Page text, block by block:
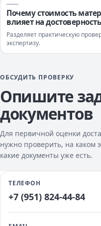
Почему стоимость
влияет на
Разделяет практическую
экспертизу.
ОБСУДИТЬ ПРОВЕРКУ
Опишите
документов
Для первичной оценки
нужно проверить, на каком
какие документы уже есть.
ТЕЛЕФОН
+7 (951) 824-44-84